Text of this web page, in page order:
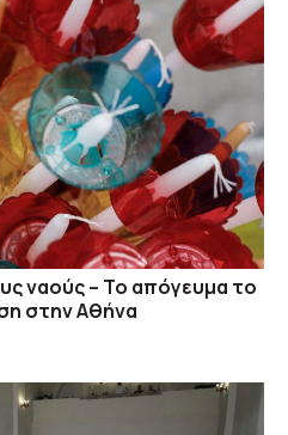
ναούς – Το απόγευμα το
στην Αθήνα